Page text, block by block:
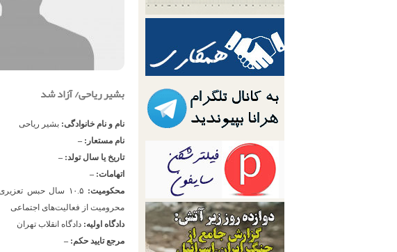
بشیر ریاحی/ آزاد شد
نام و نام خانوادگی: بشیر ریاحی
نام مستعار: –
تاریخ یا سال تولد: –
اتهامات: –
محکومیت:
محرومیت از فعالیت‌های اجتماعی
دادگاه اولیه: دادگاه انقلاب تهران
مرجع تایید حکم: –